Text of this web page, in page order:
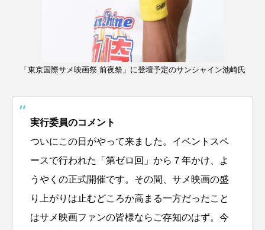
「東京国際サメ映画祭 前夜祭」に登壇予定のサンシャイン池崎氏
実行委員のコメント
ついにこの日がやって来ました。イベントスペ
ースで行われた「第ゼロ回」から７年かけ、よ
うやくの正式開催です。その間、サメ映画の盛
り上がりは止むどころか高まる一方だったこと
はサメ映画ファンの皆様ならご存知のはず。今